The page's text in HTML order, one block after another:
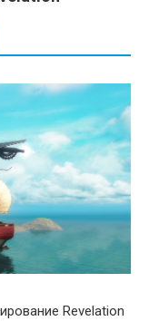
Revelation